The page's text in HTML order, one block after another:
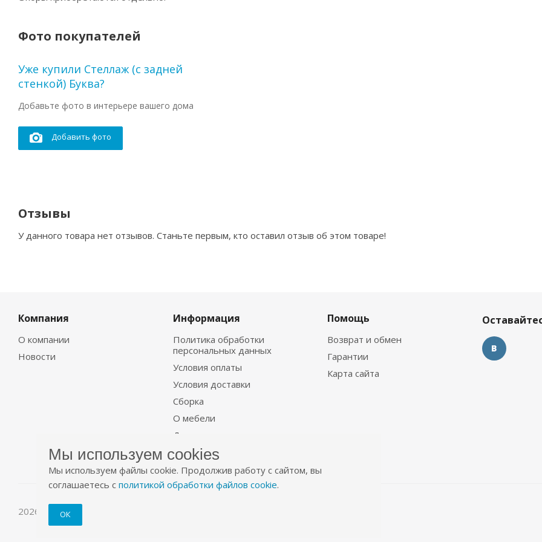
Фото покупателей
Уже купили Стеллаж (с задней
стенкой) Буква?
Добавьте фото в интерьере вашего дома
Добавить фото
Отзывы
У данного товара нет отзывов. Станьте первым, кто оставил отзыв об этом товаре!
Компания
О компании
Новости
Информация
Политика обработки
персональных данных
Условия оплаты
Условия доставки
Сборка
О мебели
Договор
Помощь
Возврат и обмен
Гарантии
Карта сайта
2026 © Уютно.рф
Мы используем cookies
Мы используем файлы cookie. Продолжив работу с сайтом, вы
соглашаетесь с политикой обработки файлов cookie.
ОК